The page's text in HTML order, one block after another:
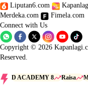
Liputan6.com
Merdeka.com
Fimela.com
Connect with Us
Copyright © 2026
Reserved.
D ACADEMY 8 Raisa